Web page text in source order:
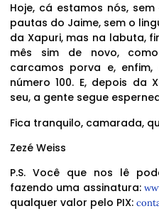
Hoje, cá estamos nós,
pautas do Jaime, sem o
da Xapuri, mas na labuta,
mês sim de novo,
carcamos porva e,
número 100. E, depois da
seu, a gente segue
Fica tranquilo, camarada,
Zezé Weiss
P.S. Você que nos lê
fazendo uma assinatura:
qualquer valor pelo PIX: